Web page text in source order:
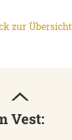
zur Übersicht
Vest: